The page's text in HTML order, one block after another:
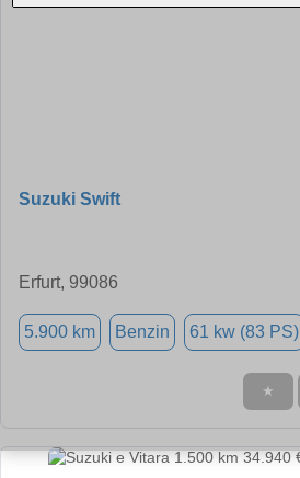
Suzuki Swift
Erfurt, 99086
5.900 km Benzin 61 kw (83 PS)
★